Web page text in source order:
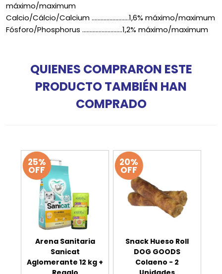
máximo/maximum
Calcio/Cálcio/Calcium .........................1,6% máximo/maximum
Fósforo/Phosphorus ...........................1,2% máximo/maximum
QUIENES COMPRARON ESTE
PRODUCTO TAMBIÉN HAN
COMPRADO
25%
OFF
Arena Sanitaria
Sanicat
Aglomerante 12 kg +
20%
OFF
Snack Hueso Roll
DOG GOODS
Colaeno - 2